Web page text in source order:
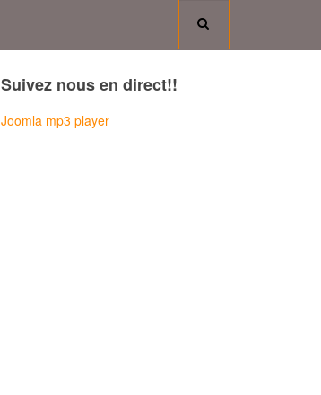
Suivez nous en direct!!
Joomla mp3 player